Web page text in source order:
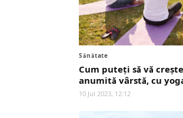
Sănătate
Cum puteți să vă
anumită vârstă, cu
10 Jul 2023, 12:12